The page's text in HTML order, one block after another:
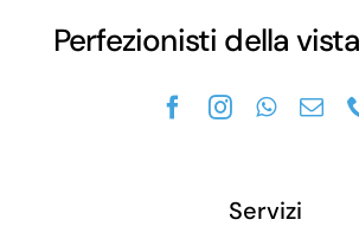
Perfezionisti della
Servizi